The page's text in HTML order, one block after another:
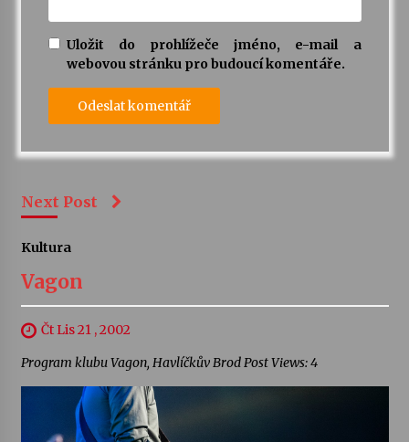
Uložit do prohlížeče jméno, e-mail a
webovou stránku pro budoucí komentáře.
Next Post
Kultura
Vagon
Čt Lis 21 , 2002
Program klubu Vagon, Havlíčkův Brod Post Views: 4